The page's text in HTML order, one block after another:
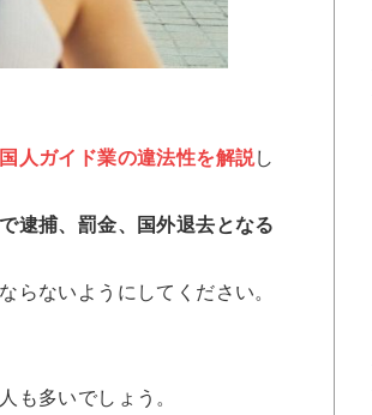
人ガイド業の違法性を解説し
逮捕、罰金、国外退去となる
ないようにしてください。
多いでしょう。